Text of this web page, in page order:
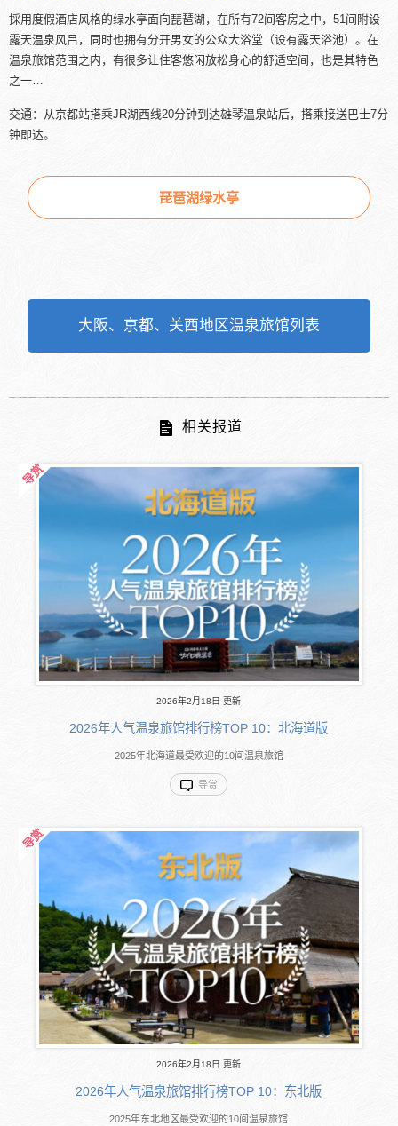
採用度假酒店风格的绿水亭面向琵琶湖，在所有72间客房之中，51间附设
露天温泉风吕，同时也拥有分开男女的公众大浴堂（设有露天浴池）。在
温泉旅馆范围之内，有很多让住客悠闲放松身心的舒适空间，也是其特色
之一…
交通：从京都站搭乘JR湖西线20分钟到达雄琴温泉站后，搭乘接送巴士7分
钟即达。
琵琶湖绿水亭
大阪、京都、关西地区温泉旅馆列表
相关报道
2026年2月18日 更新
2026年人气温泉旅馆排行榜TOP 10：北海道版
2025年北海道最受欢迎的10间温泉旅馆
导赏
2026年2月18日 更新
2026年人气温泉旅馆排行榜TOP 10：东北版
2025年东北地区最受欢迎的10间温泉旅馆